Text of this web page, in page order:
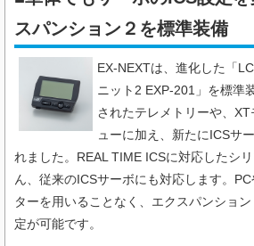
スパンション２​を標準装備
EX-NEXTは、進化した「
ニット2 EXP-201」を標準
されたテレメトリーや、
ューに加え、新たにICSサ
れました。REAL TIME ICSに対応したシ
ん、従来のICSサーボにも対応します。
ターを用いることなく、エクスパンショ
定が可能です。